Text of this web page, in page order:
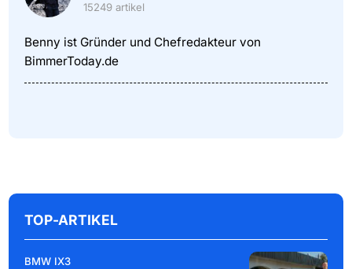
15249 artikel
Benny ist Gründer und Chefredakteur von
BimmerToday.de
TOP-ARTIKEL
BMW IX3